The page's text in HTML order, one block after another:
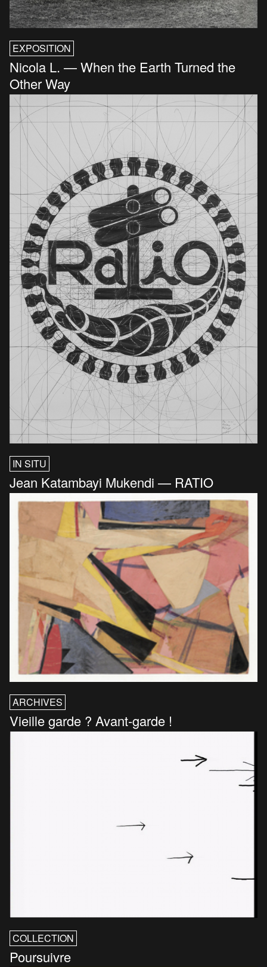
EXPOSITION
Nicola L. — When the Earth Turned the
Other Way
IN SITU
Jean Katambayi Mukendi — RATIO
ARCHIVES
Vieille garde ? Avant-garde !
COLLECTION
Poursuivre